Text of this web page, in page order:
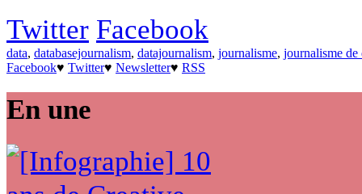
Twitter Facebook
data, databasejournalism, datajournalism, journalisme, journalisme de
Facebook♥ Twitter♥ Newsletter♥ RSS
En une